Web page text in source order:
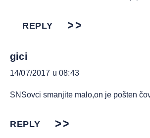
REPLY
gici
14/07/2017 u 08:43
SNSovci smanjite malo,on je pošten
REPLY